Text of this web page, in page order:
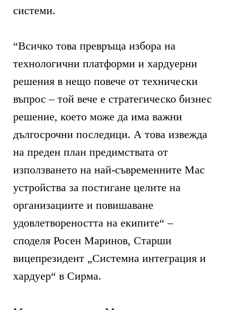
системи.
“Всичко това превръща избора на
технологични платформи и хардуерни
решения в нещо повече от технически
въпрос – той вече е стратегическо бизнес
решение, което може да има важни
дългосрочни последици. А това извежда
на преден план предимствата от
използването на най-съвременните Мас
устройства за постигане целите на
организациите и повишаване
удовлетвореността на екипите“ –
споделя Росен Маринов, Старши
вицепрезидент „Системна интеграция и
хардуер“ в Сирма.